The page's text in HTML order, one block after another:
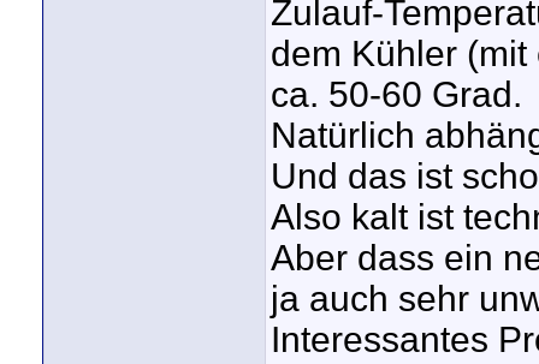
Zulauf-
dem Kühler
ca. 50-60 Grad.
Natürlich
Und das ist
Also kalt ist
Aber dass ein
ja auch sehr
Interessantes